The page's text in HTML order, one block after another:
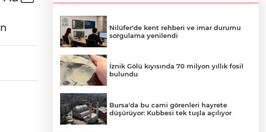
Nilüfer'de kent rehberi ve imar durumu
sorgulama yenilendi
İznik Gölü kıyısında 70 milyon yıllık fosil
bulundu
Bursa'da bu cami görenleri hayrete
düşürüyor: Kubbesi tek tuşla açılıyor